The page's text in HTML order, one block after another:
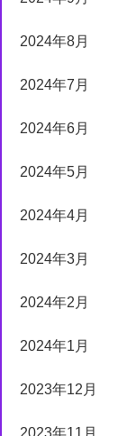
2024年8月
2024年7月
2024年6月
2024年5月
2024年4月
2024年3月
2024年2月
2024年1月
2023年12月
2023年11月